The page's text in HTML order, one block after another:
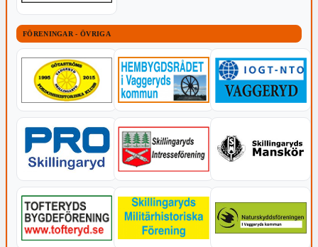
FÖRENINGAR - ÖVRIGA